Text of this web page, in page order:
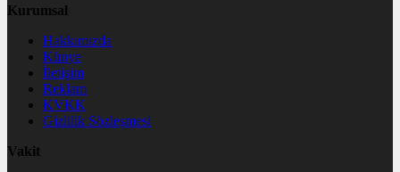
Kurumsal
Hakkımızda
Künye
İletişim
Reklam
KVKK
Gizlilik Sözleşmesi
Vakit